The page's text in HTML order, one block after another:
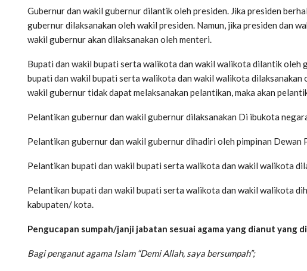
Gubernur dan wakil gubernur dilantik oleh presiden. Jika presiden
gubernur dilaksanakan oleh wakil presiden. Namun, jika presiden dan
wakil gubernur akan dilaksanakan oleh menteri.
Bupati dan wakil bupati serta walikota dan wakil walikota dilantik oleh
bupati dan wakil bupati serta walikota dan wakil walikota dilaksanakan
wakil gubernur tidak dapat melaksanakan pelantikan, maka akan
Pelantikan gubernur dan wakil gubernur dilaksanakan Di ibukota
Pelantikan gubernur dan wakil gubernur dihadiri oleh pimpinan
Pelantikan bupati dan wakil bupati serta walikota dan wakil walikota
Pelantikan bupati dan wakil bupati serta walikota dan wakil walikota
kabupaten/ kota.
Pengucapan sumpah/janji jabatan sesuai agama yang dianut yang
Bagi penganut agama Islam “Demi Allah, saya bersumpah”;